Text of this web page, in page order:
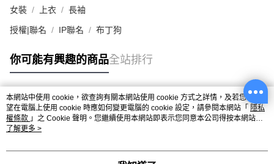
女裝 上衣 長袖
授權|聯名 IP聯名 布丁狗
你可能有興趣的商品全站排行
熱門標籤
本網站中使用 cookie，欲查詢有關本網站使用 cookie 方式之詳情，及若您不希
望在電腦上使用 cookie 時應如何變更電腦的 cookie 設定，請參閱本網站「 隱私
權條款 」之 Cookie 聲明。您繼續使用本網站即表示您同意本公司得按本網站使
用條款之 Cookie 聲明使用 cookie。
了解更多 >